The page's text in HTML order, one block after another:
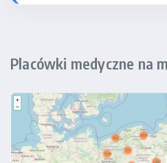
Placówki medyczne na